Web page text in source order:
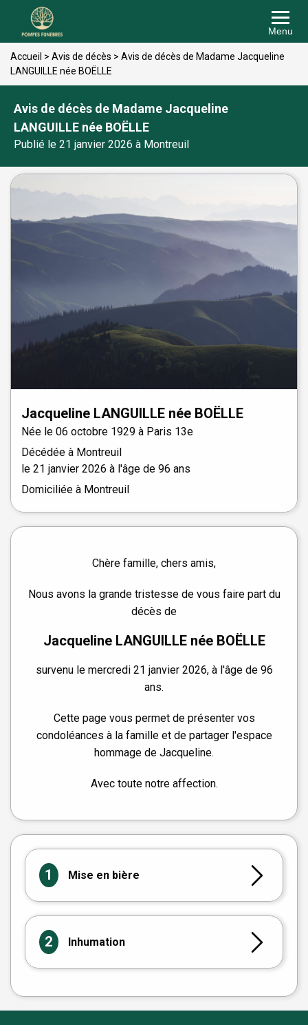
Menu
Accueil > Avis de décès > Avis de décès de Madame Jacqueline
LANGUILLE née BOËLLE
Avis de décès de Madame Jacqueline
LANGUILLE née BOËLLE
Publié le 21 janvier 2026 à Montreuil
Jacqueline LANGUILLE née BOËLLE
Née le 06 octobre 1929 à Paris 13e
Décédée à Montreuil
le 21 janvier 2026 à l'âge de 96 ans
Domiciliée à Montreuil
Chère famille, chers amis,
Nous avons la grande tristesse de vous faire part du
décès de
Jacqueline LANGUILLE née BOËLLE
survenu le mercredi 21 janvier 2026, à l'âge de 96
ans.
Cette page vous permet de présenter vos
condoléances à la famille et de partager l'espace
hommage de Jacqueline.
Avec toute notre affection.
1 Mise en bière
2 Inhumation